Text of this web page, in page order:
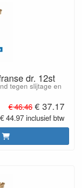
dr. 12st
tegen slijtage en
€ 46.46 € 37.17
€ 44.97 inclusief btw